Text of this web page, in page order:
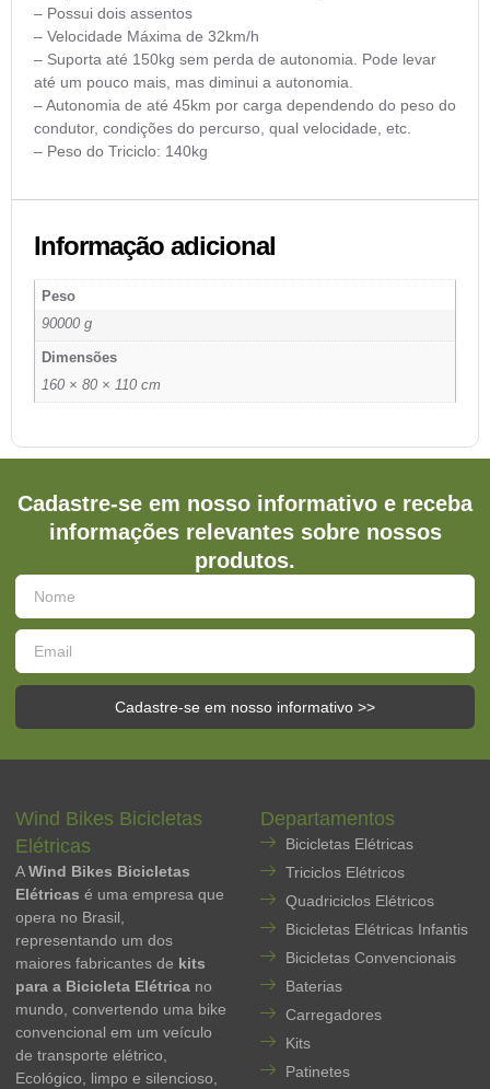
– Possui dois assentos
– Velocidade Máxima de 32km/h
– Suporta até 150kg sem perda de autonomia. Pode levar
até um pouco mais, mas diminui a autonomia.
– Autonomia de até 45km por carga dependendo do peso do
condutor, condições do percurso, qual velocidade, etc.
– Peso do Triciclo: 140kg
Informação adicional
Peso
90000 g
Dimensões
160 × 80 × 110 cm
Cadastre-se em nosso informativo e receba
informações relevantes sobre nossos
produtos.
Cadastre-se em nosso informativo >>
Wind Bikes Bicicletas
Elétricas
AWind Bikes Bicicletas
Elétricas é uma empresa que
opera no Brasil,
representando um dos
maiores fabricantes de kits
para a Bicicleta Elétrica no
mundo, convertendo uma bike
convencional em um veículo
de transporte elétrico,
Ecológico, limpo e silencioso,
Departamentos
Bicicletas Elétricas
Triciclos Elétricos
Quadriciclos Elétricos
Bicicletas Elétricas Infantis
Bicicletas Convencionais
Baterias
Carregadores
Kits
Patinetes